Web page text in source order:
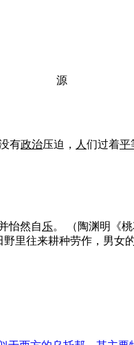
源
有政治压迫， 人 们过着平
怡然自 乐。 （陶渊明《
野里往来耕种劳作，男女